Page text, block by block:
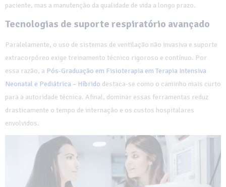
paciente, mas a manutenção da qualidade de vida a longo prazo.
Tecnologias de suporte respiratório avançado
Paralelamente, o uso de sistemas de ventilação não invasiva e suporte
extracorpóreo exige treinamento técnico rigoroso e contínuo. Por
essa razão, a Pós-Graduação em Fisioterapia em Terapia Intensiva
Neonatal e Pediátrica – Híbrido destaca-se como o caminho mais curto
para a autoridade técnica. Afinal, dominar essas ferramentas reduz
drasticamente o tempo de internação e os custos hospitalares
envolvidos.